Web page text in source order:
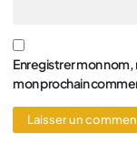
Enregistrer mon
mon prochain